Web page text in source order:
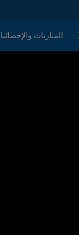
المباريات